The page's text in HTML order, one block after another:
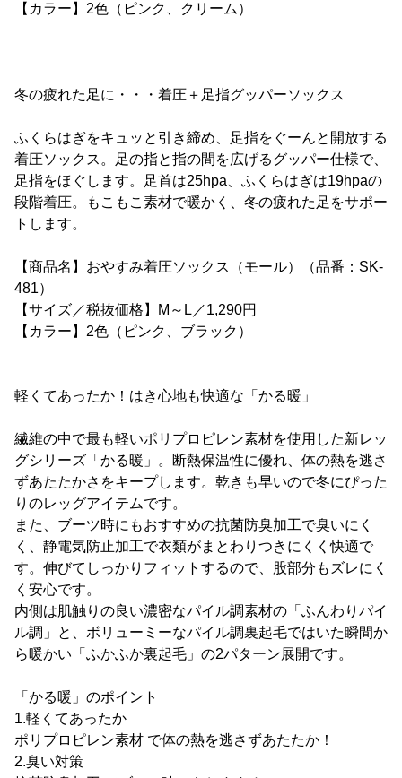
【カラー】2色（ピンク、クリーム）
冬の疲れた足に・・・着圧＋足指グッパーソックス
ふくらはぎをキュッと引き締め、足指をぐーんと開放する
着圧ソックス。足の指と指の間を広げるグッパー仕様で、
足指をほぐします。足首は25hpa、ふくらはぎは19hpaの
段階着圧。もこもこ素材で暖かく、冬の疲れた足をサポー
トします。
【商品名】おやすみ着圧ソックス（モール）（品番：SK-
481）
【サイズ／税抜価格】M～L／1,290円
【カラー】2色（ピンク、ブラック）
軽くてあったか！はき心地も快適な「かる暖」
繊維の中で最も軽いポリプロピレン素材を使用した新レッ
グシリーズ「かる暖」。断熱保温性に優れ、体の熱を逃さ
ずあたたかさをキープします。乾きも早いので冬にぴった
りのレッグアイテムです。
また、ブーツ時にもおすすめの抗菌防臭加工で臭いにく
く、静電気防止加工で衣類がまとわりつきにくく快適で
す。伸びてしっかりフィットするので、股部分もズレにく
く安心です。
内側は肌触りの良い濃密なパイル調素材の「ふんわりパイ
ル調」と、ボリューミーなパイル調裏起毛ではいた瞬間か
ら暖かい「ふかふか裏起毛」の2パターン展開です。
「かる暖」のポイント
1.軽くてあったか
ポリプロピレン素材 で体の熱を逃さずあたたか！
2.臭い対策